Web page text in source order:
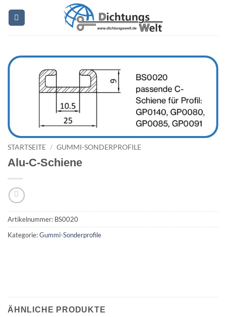
Inhalt
STARTSEITE / GUMMI-SONDERPROFILE
Alu-C-Schiene
Artikelnummer: BS0020
Kategorie:Gummi-Sonderprofile
ÄHNLICHE PRODUKTE